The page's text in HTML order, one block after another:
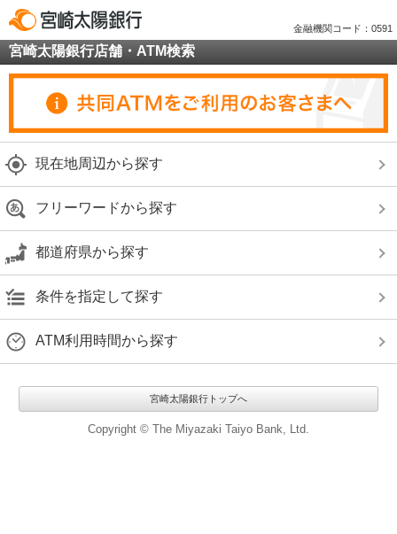
金融機関コード：0591
宮崎太陽銀行店舗・ATM検索
現在地周辺から探す
フリーワードから探す
都道府県から探す
条件を指定して探す
ATM利用時間から探す
宮崎太陽銀行トップへ
Copyright © The Miyazaki Taiyo Bank, Ltd.